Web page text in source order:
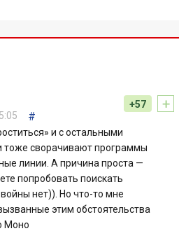
+
+57
#
и с остальными
тоже сворачивают программы
линии. А причина проста —
попробовать поискать
нет)). Но что-то мне
этим обстоятельства
Моно